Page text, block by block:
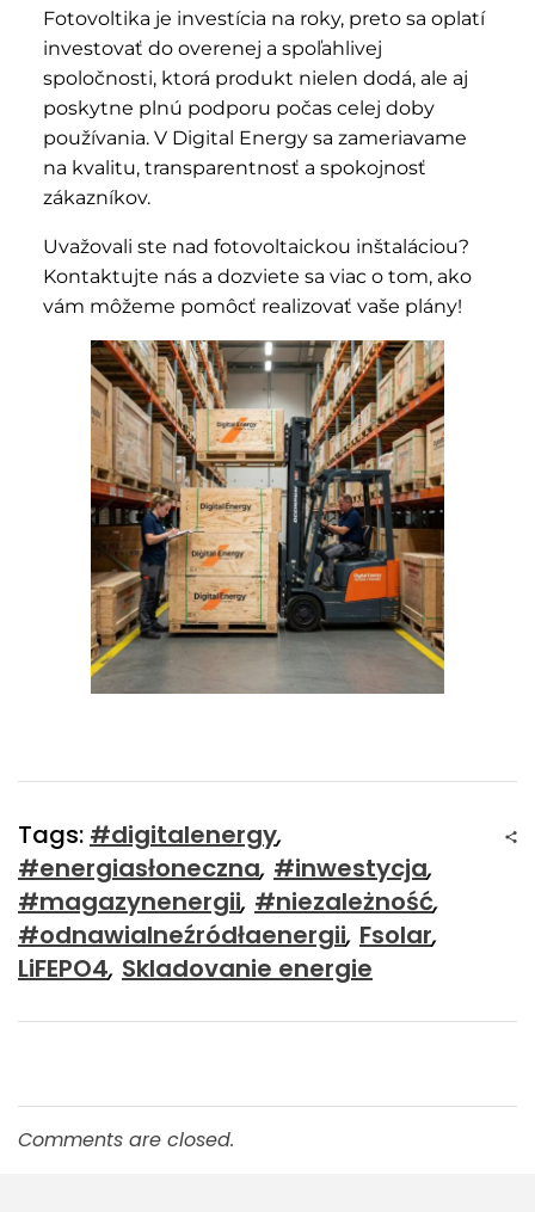
Fotovoltika je investícia na roky, preto sa oplatí
investovať do overenej a spoľahlivej
spoločnosti, ktorá produkt nielen dodá, ale aj
poskytne plnú podporu počas celej doby
používania. V Digital Energy sa zameriavame
na kvalitu, transparentnosť a spokojnosť
zákazníkov.
Uvažovali ste nad fotovoltaickou inštaláciou?
Kontaktujte nás a dozviete sa viac o tom, ako
vám môžeme pomôcť realizovať vaše plány!
Tags: #digitalenergy,
#energiasłoneczna, #inwestycja,
#magazynenergii, #niezależność,
#odnawialneźródłaenergii, Fsolar,
LiFEPO4, Skladovanie energie
Comments are closed.